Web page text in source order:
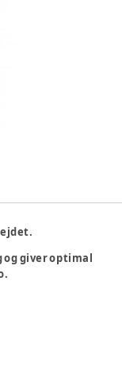
og giver optimal